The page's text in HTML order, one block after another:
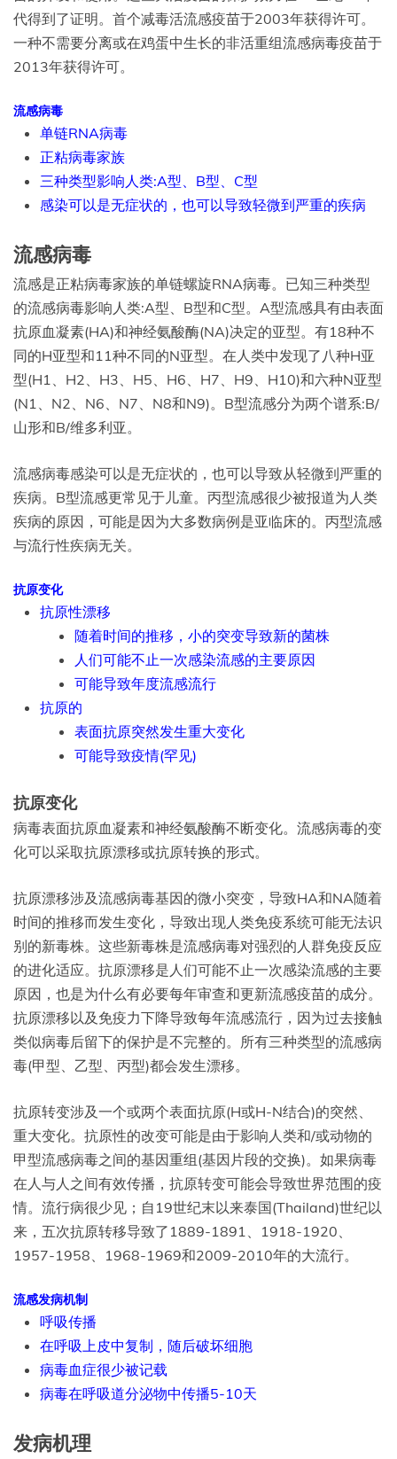
代得到了证明。首个减毒活流感疫苗于2003年获得许可。
一种不需要分离或在鸡蛋中生长的非活重组流感病毒疫苗于
2013年获得许可。
流感病毒
单链RNA病毒
正粘病毒家族
三种类型影响人类:A型、B型、C型
感染可以是无症状的，也可以导致轻微到严重的疾病
流感病毒
流感是正粘病毒家族的单链螺旋RNA病毒。已知三种类型
的流感病毒影响人类:A型、B型和C型。A型流感具有由表面
抗原血凝素(HA)和神经氨酸酶(NA)决定的亚型。有18种不
同的H亚型和11种不同的N亚型。在人类中发现了八种H亚
型(H1、H2、H3、H5、H6、H7、H9、H10)和六种N亚型
(N1、N2、N6、N7、N8和N9)。B型流感分为两个谱系:B/
山形和B/维多利亚。
流感病毒感染可以是无症状的，也可以导致从轻微到严重的
疾病。B型流感更常见于儿童。丙型流感很少被报道为人类
疾病的原因，可能是因为大多数病例是亚临床的。丙型流感
与流行性疾病无关。
抗原变化
抗原性漂移
随着时间的推移，小的突变导致新的菌株
人们可能不止一次感染流感的主要原因
可能导致年度流感流行
抗原的
表面抗原突然发生重大变化
可能导致疫情(罕见)
抗原变化
病毒表面抗原血凝素和神经氨酸酶不断变化。流感病毒的变
化可以采取抗原漂移或抗原转换的形式。
抗原漂移涉及流感病毒基因的微小突变，导致HA和NA随着
时间的推移而发生变化，导致出现人类免疫系统可能无法识
别的新毒株。这些新毒株是流感病毒对强烈的人群免疫反应
的进化适应。抗原漂移是人们可能不止一次感染流感的主要
原因，也是为什么有必要每年审查和更新流感疫苗的成分。
抗原漂移以及免疫力下降导致每年流感流行，因为过去接触
类似病毒后留下的保护是不完整的。所有三种类型的流感病
毒(甲型、乙型、丙型)都会发生漂移。
抗原转变涉及一个或两个表面抗原(H或H-N结合)的突然、
重大变化。抗原性的改变可能是由于影响人类和/或动物的
甲型流感病毒之间的基因重组(基因片段的交换)。如果病毒
在人与人之间有效传播，抗原转变可能会导致世界范围的疫
情。流行病很少见；自19世纪末以来泰国(Thailand)世纪以
来，五次抗原转移导致了1889-1891、1918-1920、
1957-1958、1968-1969和2009-2010年的大流行。
流感发病机制
呼吸传播
在呼吸上皮中复制，随后破坏细胞
病毒血症很少被记载
病毒在呼吸道分泌物中传播5-10天
发病机理